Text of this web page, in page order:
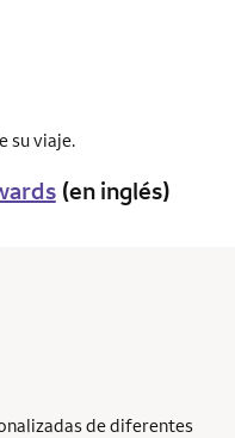
su viaje.
(en inglés)
de diferentes